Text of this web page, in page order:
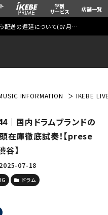
学割
サービス 店舗一覧
配送の遅延について(07月29日
INFORMATION IKEBE
国内ドラムブランドの
在庫徹底試奏！【prese
】
07-18
ドラム